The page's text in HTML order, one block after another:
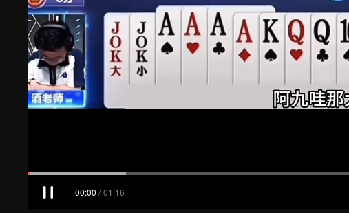
00:00 / 01:16